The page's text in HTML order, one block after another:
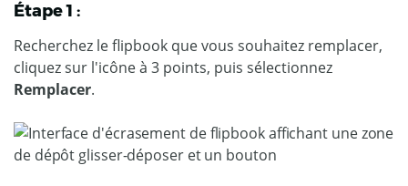
Étape 1 :
Recherchez le flipbook que vous souhaitez remplacer,
cliquez sur l'icône à 3 points, puis sélectionnez
Remplacer.